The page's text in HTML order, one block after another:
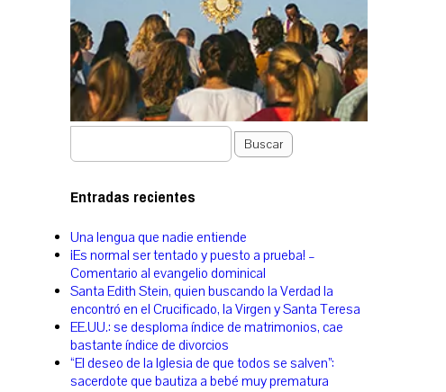
Buscar
Entradas recientes
Una lengua que nadie entiende
¡Es normal ser tentado y puesto a prueba! –
Comentario al evangelio dominical
Santa Edith Stein, quien buscando la Verdad la
encontró en el Crucificado, la Virgen y Santa Teresa
EE.UU.: se desploma índice de matrimonios, cae
bastante índice de divorcios
“El deseo de la Iglesia de que todos se salven”:
sacerdote que bautiza a bebé muy prematura